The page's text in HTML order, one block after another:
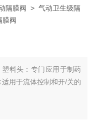
隔膜阀 >气动卫生级隔
膜阀
料头：专门应用于制药
用于流体控制和开/关的